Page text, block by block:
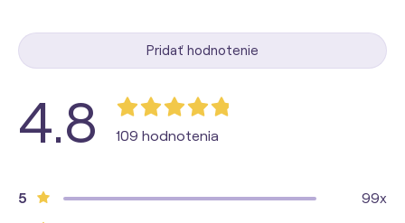
Pridať hodnotenie
4.8 109 hodnotenia
5
99x